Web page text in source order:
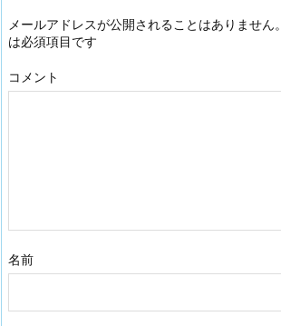
メールアドレスが公開されることはありません。
は必須項目です
コメント
名前